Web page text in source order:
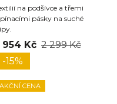
na podšívce a třemi
pásky na suché
954 Kč 2 299 Kč
-15%
AKČNÍ CENA